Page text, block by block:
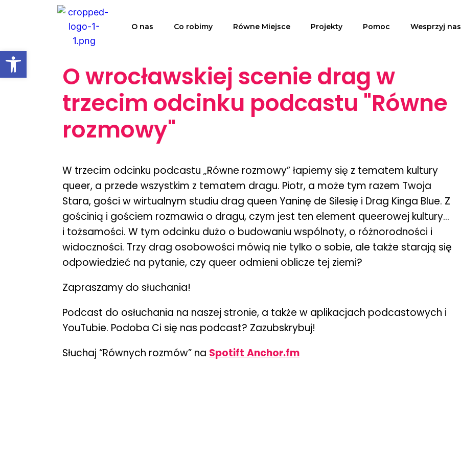
Open toolbar
O nas Co robimy Równe Miejsce Projekty Pomoc Wesprzyj nas
O wrocławskiej scenie drag w
trzecim odcinku podcastu "Równe
rozmowy"
W trzecim odcinku podcastu „Równe rozmowy” łapiemy się z tematem kultury
queer, a przede wszystkim z tematem dragu. Piotr, a może tym razem Twoja
Stara, gości w wirtualnym studiu drag queen Yaninę de Silesię i Drag Kinga Blue. Z
gościnią i gościem rozmawia o dragu, czym jest ten element queerowej kultury…
i tożsamości. W tym odcinku dużo o budowaniu wspólnoty, o różnorodności i
widoczności. Trzy drag osobowości mówią nie tylko o sobie, ale także starają się
odpowiedzieć na pytanie, czy queer odmieni oblicze tej ziemi?
Zapraszamy do słuchania!
Podcast do osłuchania na naszej stronie, a także w aplikacjach podcastowych i
YouTubie. Podoba Ci się nas podcast? Zazubskrybuj!
Słuchaj “Równych rozmów” na Spotift Anchor.fm